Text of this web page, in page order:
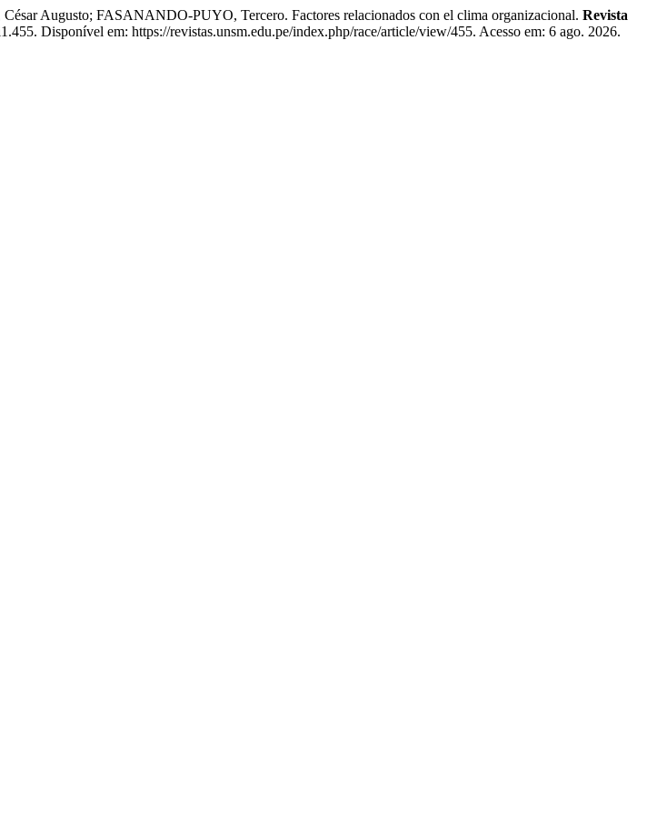
Augusto; FASANANDO-PUYO, Tercero. Factores relacionados con el clima organizacional. Revista
Disponível em: https://revistas.unsm.edu.pe/index.php/race/article/view/455. Acesso em: 6 ago. 2026.